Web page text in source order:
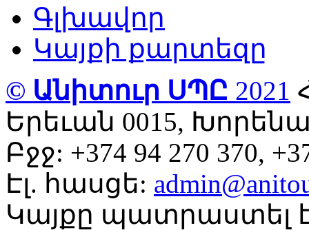
Գլխավոր
Կայքի քարտեզը
© Անիտուր ՍՊԸ 2021
Երեւան 0015,
Բջջ: +374 94 270 370,
Էլ. հասցե:
Կայքը պատրաստել